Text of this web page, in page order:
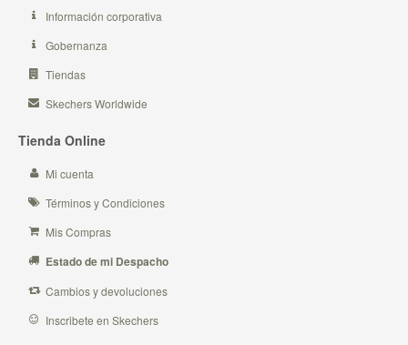
Información corporativa
Gobernanza
Tiendas
Skechers Worldwide
Tienda Online
Mi cuenta
Términos y Condiciones
Mis Compras
Estado de mi Despacho
Cambios y devoluciones
Inscribete en Skechers